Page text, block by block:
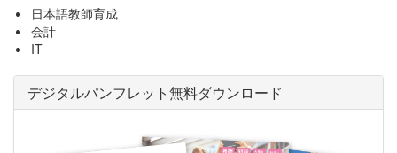
日本語教師育成
会計
IT
デジタルパンフレット無料ダウンロード